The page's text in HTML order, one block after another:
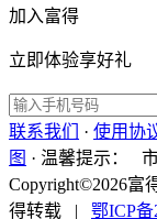
加入富得
立即体验享好礼
联系我们
· 使用协
图 · 温馨提示：
Copyright©2026富
得转载
| 鄂ICP备